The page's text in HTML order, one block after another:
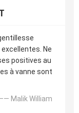
Ne
positives au
à vanne sont
Malik William